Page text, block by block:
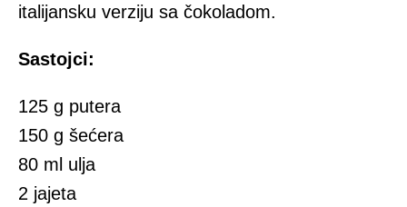
italijansku verziju sa čokoladom.
Sastojci:
125 g putera
150 g šećera
80 ml ulja
2 jajeta